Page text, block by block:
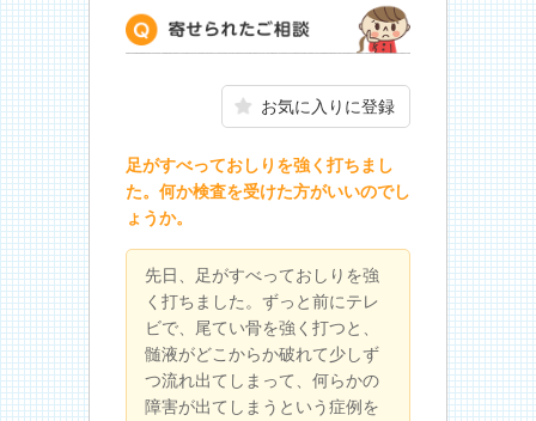
お気に入りに登録
足がすべっておしりを強く打ちまし
た。何か検査を受けた方がいいのでし
ょうか。
先日、足がすべっておしりを強
く打ちました。ずっと前にテレ
ビで、尾てい骨を強く打つと、
髄液がどこからか破れて少しず
つ流れ出てしまって、何らかの
障害が出てしまうという症例を